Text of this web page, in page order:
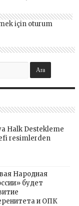
için oturum
Halk Destekleme
resimlerden
Народная
будет
и ОПК